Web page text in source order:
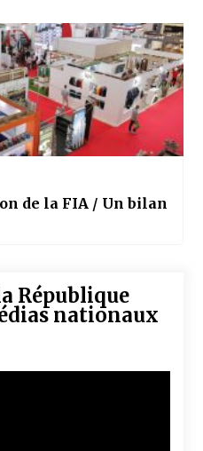
de la FIA / Un bilan
République
nationaux